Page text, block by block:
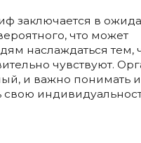
заключается в
что может
наслаждаться тем,
чувствуют.
и важно понимать и